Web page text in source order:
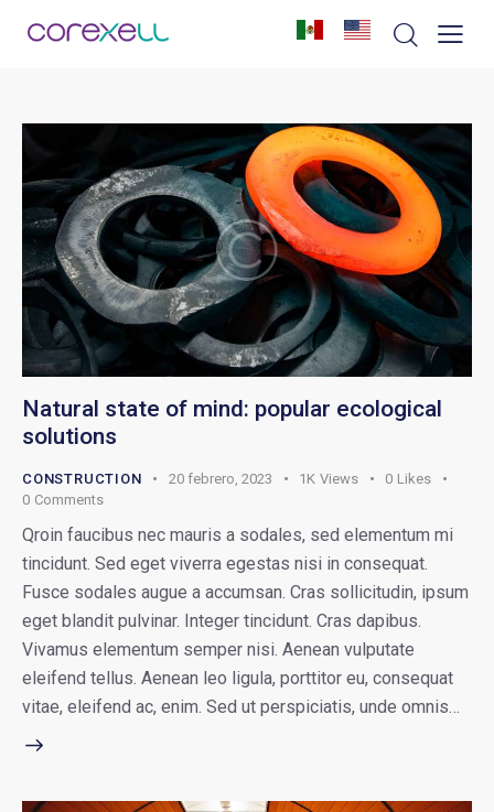
Natural state of mind: popular ecological
solutions
CONSTRUCTION 20 febrero, 2023 1K Views 0 Likes
0 Comments
Qroin faucibus nec mauris a sodales, sed elementum mi
tincidunt. Sed eget viverra egestas nisi in consequat.
Fusce sodales augue a accumsan. Cras sollicitudin, ipsum
eget blandit pulvinar. Integer tincidunt. Cras dapibus.
Vivamus elementum semper nisi. Aenean vulputate
eleifend tellus. Aenean leo ligula, porttitor eu, consequat
vitae, eleifend ac, enim. Sed ut perspiciatis, unde omnis…